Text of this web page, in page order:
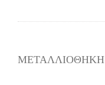
ΜΕΤΑΛΛΙΟΘΗΚΗ